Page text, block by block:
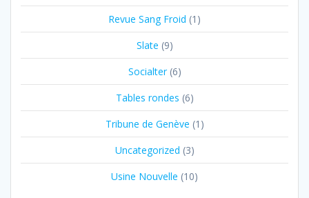
Revue Sang Froid (1)
Slate (9)
Socialter(6)
Tables rondes (6)
Tribune de Genève (1)
Uncategorized (3)
Usine Nouvelle (10)